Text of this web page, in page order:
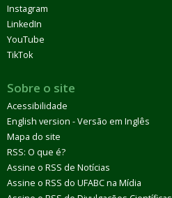
Instagram
LinkedIn
YouTube
TikTok
Sobre o site
Acessibilidade
English version - Versão em Inglês
Mapa do site
RSS: O que é?
Assine o RSS de Notícias
Assine o RSS do UFABC na Mídia